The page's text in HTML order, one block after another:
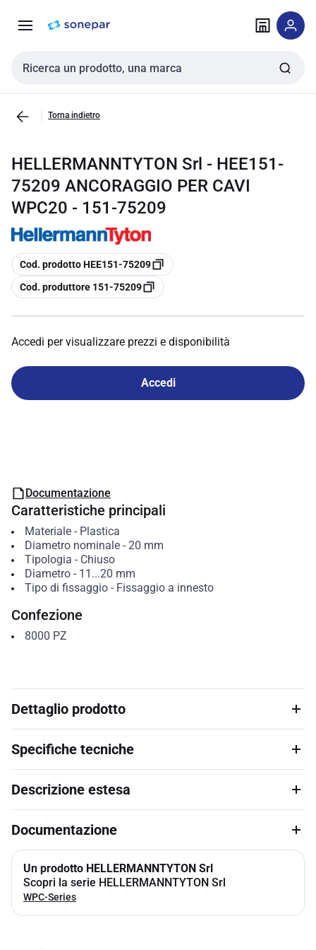
navigazione alla
Cerca input
Torna indietro
HELLERMANNTYTON Srl - HEE151-
75209 ANCORAGGIO PER CAVI
WPC20 - 151-75209
copia
Cod. prodotto HEE151-75209
copia
Cod. produttore 151-75209
Accedi per visualizzare prezzi e disponibilità
Accedi
Documentazione
Caratteristiche principali
Materiale- Plastica
Diametro nominale- 20 mm
Tipologia - Chiuso
Diametro- 11...20 mm
Tipo di fissaggio- Fissaggio a innesto
Confezione
8000 PZ
Dettaglio prodotto
Specifiche tecniche
Descrizione estesa
Documentazione
Un prodotto HELLERMANNTYTON Srl
Scopri la serie HELLERMANNTYTON Srl
WPC-Series